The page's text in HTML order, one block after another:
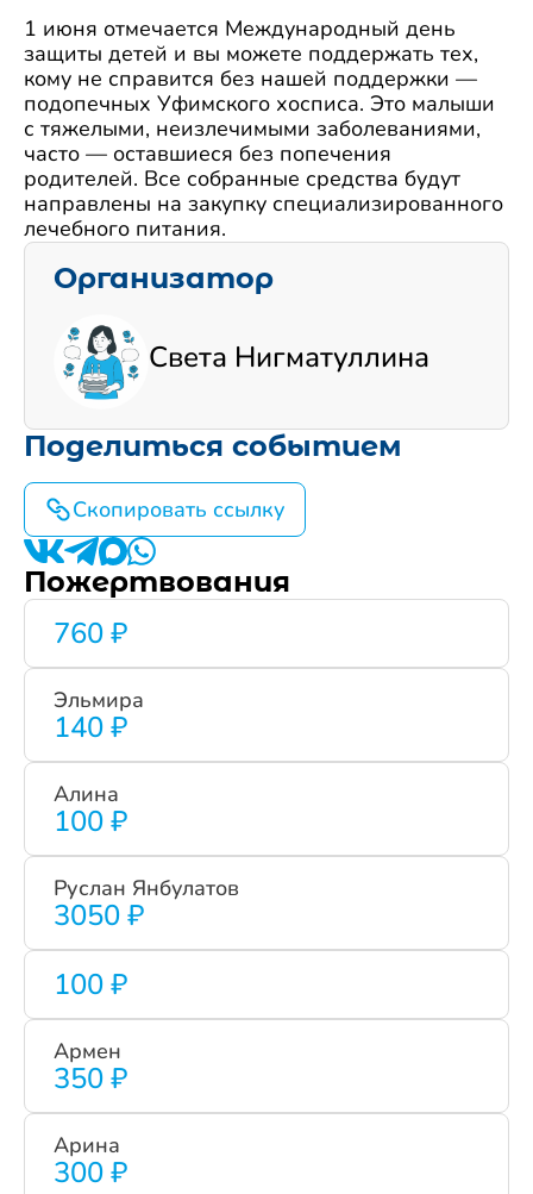
1 июня отмечается Международный день
защиты детей и вы можете поддержать тех,
кому не справится без нашей поддержки —
подопечных Уфимского хосписа. Это малыши
с тяжелыми, неизлечимыми заболеваниями,
часто — оставшиеся без попечения
родителей. Все собранные средства будут
направлены на закупку специализированного
лечебного питания.
Организатор
Света Нигматуллина
Поделиться событием
Скопировать ссылку
Пожертвования
760 ₽
Эльмира
140 ₽
Алина
100 ₽
Руслан Янбулатов
3050 ₽
100 ₽
Армен
350 ₽
Арина
300 ₽